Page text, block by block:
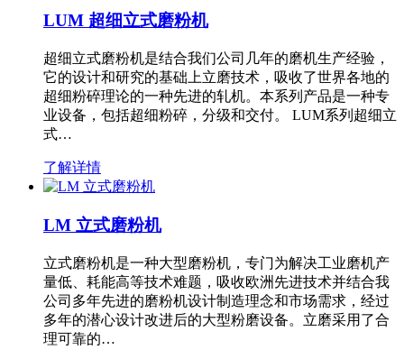
LUM 超细立式磨粉机
超细立式磨粉机是结合我们公司几年的磨机生产经验，
它的设计和研究的基础上立磨技术，吸收了世界各地的
超细粉碎理论的一种先进的轧机。本系列产品是一种专
业设备，包括超细粉碎，分级和交付。 LUM系列超细立
式…
了解详情
LM 立式磨粉机
立式磨粉机是一种大型磨粉机，专门为解决工业磨机产
量低、耗能高等技术难题，吸收欧洲先进技术并结合我
公司多年先进的磨粉机设计制造理念和市场需求，经过
多年的潜心设计改进后的大型粉磨设备。立磨采用了合
理可靠的…